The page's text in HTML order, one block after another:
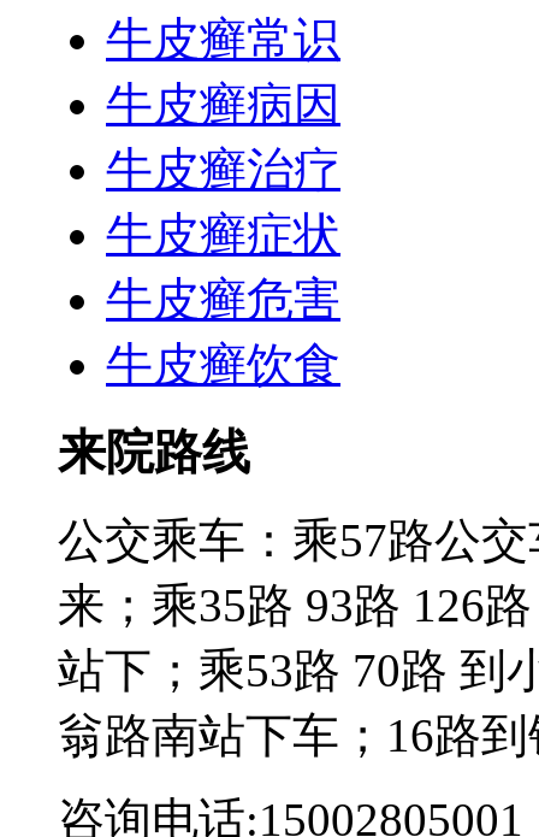
牛皮癣常识
牛皮癣病因
牛皮癣治疗
牛皮癣症状
牛皮癣危害
牛皮癣饮食
来院路线
公交乘车：乘57路公
来；乘35路 93路 126
站下；乘53路 70路 到
翁路南站下车；16路
咨询电话:15002805001